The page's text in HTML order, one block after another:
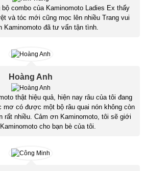
combo của Kaminomoto Ladies Ex thấy
và tóc mới cũng mọc lên nhiều Trang vui
Kaminomoto đã tư vấn tận tình.
Hoàng Anh
thật hiệu quả, hiện nay râu của tôi đang
mơ có được một bộ râu quai nón không còn
nhiều. Cảm ơn Kaminomoto, tôi sẽ giới
cho bạn bè của tôi.